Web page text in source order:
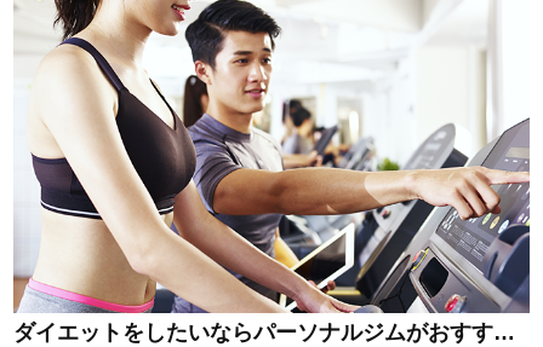
ダイエットをしたいならパーソナルジムがおすす